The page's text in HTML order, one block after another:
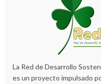
La Red de Desarrollo
es un proyecto impulsado